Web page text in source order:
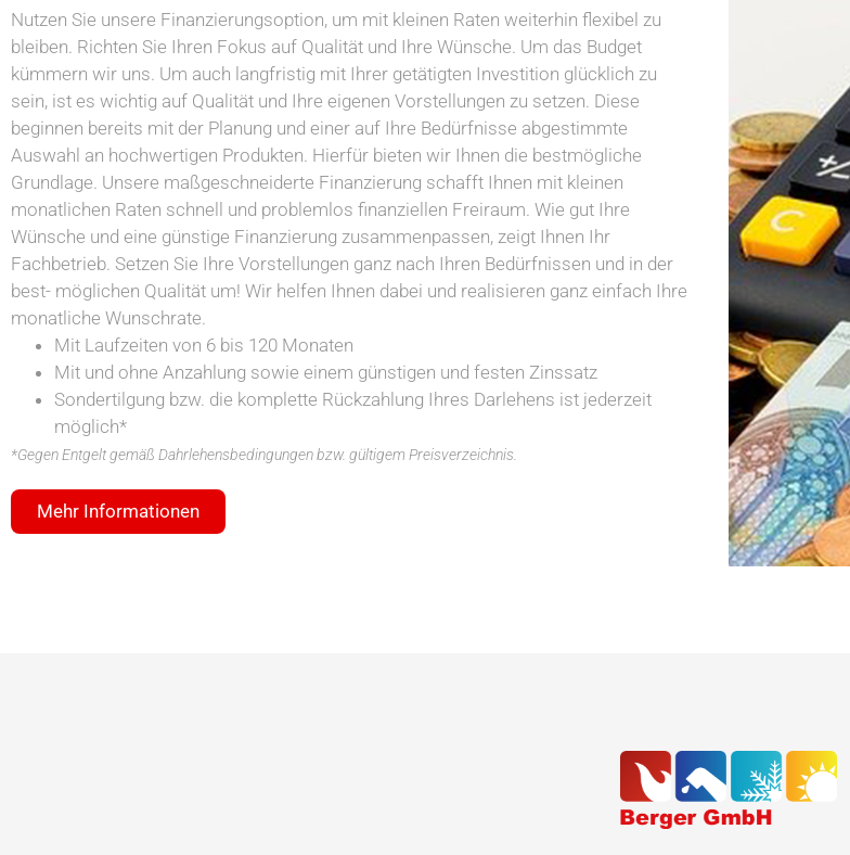
Nutzen Sie unsere Finanzierungsoption, um mit kleinen Raten weiterhin flexibel zu
bleiben. Richten Sie Ihren Fokus auf Qualität und Ihre Wünsche. Um das Budget
kümmern wir uns. Um auch langfristig mit Ihrer getätigten Investition glücklich zu
sein, ist es wichtig auf Qualität und Ihre eigenen Vorstellungen zu setzen. Diese
beginnen bereits mit der Planung und einer auf Ihre Bedürfnisse abgestimmte
Auswahl an hochwertigen Produkten. Hierfür bieten wir Ihnen die bestmögliche
Grundlage. Unsere maßgeschneiderte Finanzierung schafft Ihnen mit kleinen
monatlichen Raten schnell und problemlos finanziellen Freiraum. Wie gut Ihre
Wünsche und eine günstige Finanzierung zusammenpassen, zeigt Ihnen Ihr
Fachbetrieb. Setzen Sie Ihre Vorstellungen ganz nach Ihren Bedürfnissen und in der
best- möglichen Qualität um! Wir helfen Ihnen dabei und realisieren ganz einfach Ihre
monatliche Wunschrate.
Mit Laufzeiten von 6 bis 120 Monaten
Mit und ohne Anzahlung sowie einem günstigen und festen Zinssatz
Sondertilgung bzw. die komplette Rückzahlung Ihres Darlehens ist jederzeit
möglich*
*Gegen Entgelt gemäß Dahrlehensbedingungen bzw. gültigem Preisverzeichnis.
Mehr Informationen